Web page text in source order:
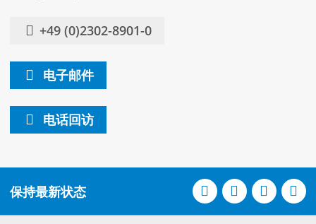
+49 (0)2302-8901-0
电子邮件
电话回访
保持最新状态